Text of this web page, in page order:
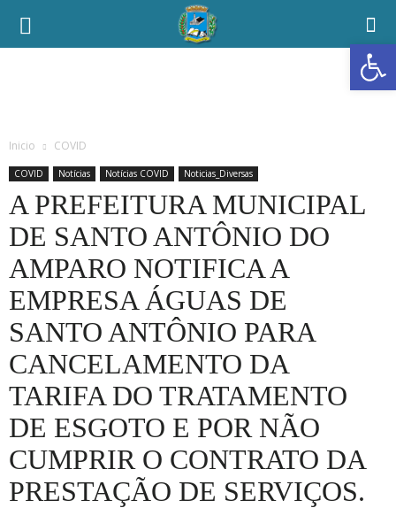
Inicio COVID
COVID Notícias Notícias COVID Noticias_Diversas
A PREFEITURA MUNICIPAL
DE SANTO ANTÔNIO DO
AMPARO NOTIFICA A
EMPRESA ÁGUAS DE
SANTO ANTÔNIO PARA
CANCELAMENTO DA
TARIFA DO TRATAMENTO
DE ESGOTO E POR NÃO
CUMPRIR O CONTRATO DA
PRESTAÇÃO DE SERVIÇOS.
Abrir a